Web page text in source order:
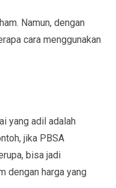
Namun, dengan
cara menggunakan
yang adil adalah
jika PBSA
bisa jadi
dengan harga yang